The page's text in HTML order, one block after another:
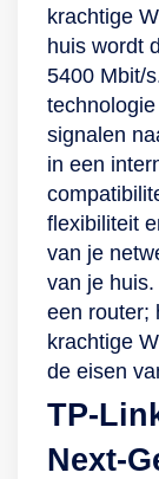
krachtige
huis wordt
5400 Mbit/
signalen
in een
flexibiliteit
van je
van je
een router;
krachtige
de eisen
TP-
Next-